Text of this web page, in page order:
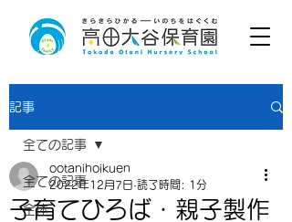
記事
全ての記事
全体
全ての記事
子育てひろば・親子製作
ootanihoikuen
2022年12月7日 読了時間: 1分